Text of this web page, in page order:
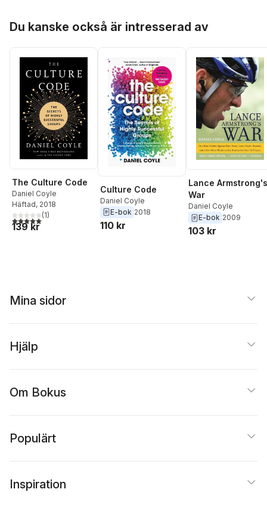
Du kanske också är intresserad av
The Culture Code
Daniel Coyle
Häftad, 2018
5,0utav 5 stjärnor. Totalt antal röster:
(1)
139 kr
Culture Code
Daniel Coyle
E-bok 2018
110 kr
Lance Armstrong's
War
Daniel Coyle
E-bok 2009
103 kr
Mina sidor
Hjälp
Om Bokus
Populärt
Inspiration